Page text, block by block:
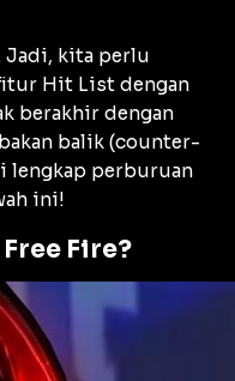
kita perlu
Hit List dengan
berakhir dengan
balik (counter-
lengkap perburuan
ini!
Fire?